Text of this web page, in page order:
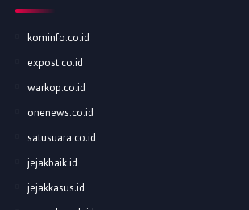
kominfo.co.id
expost.co.id
warkop.co.id
onenews.co.id
satusuara.co.id
jejakbaik.id
jejakkasus.id